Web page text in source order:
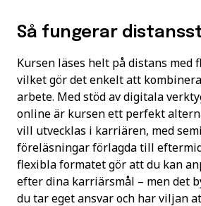
Så fungerar
Kursen läses helt på distans med
vilket gör det enkelt att
arbete. Med stöd av digitala
online är kursen ett perfekt
vill utvecklas i karriären, med
föreläsningar förlagda till
flexibla formatet gör att du kan
efter dina karriärsmål – men det
du tar eget ansvar och har viljan